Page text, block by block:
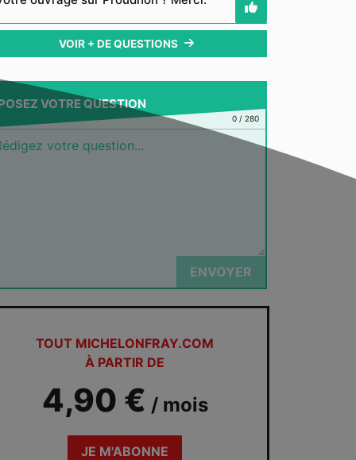
VOIR + DE QUESTIONS
VOTRE QUESTION
0 /280
ENVOYER
TOUT MICHELONFRAY.COM
À PARTIR DE
4,90 € / mois
JE M'ABONNE